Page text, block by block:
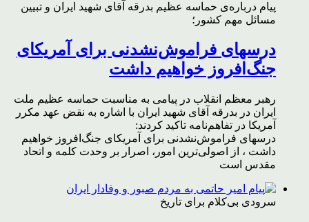
پیام درباره‌ی حماسه عظیم بدرقه آقای شهید ایران و تبیین
مسائل مهم کشور؛
درسهای فراموش‌نشدنی برای آمریکای
جنگ‌افروز خواهیم داشت
رهبر معظم انقلاب در پیامی به مناسبت حماسه عظیم ملت
ایران در بدرقه آقای شهید ایران با اشاره به نقض عهد مکرر
آمریکا در تفاهم‌نامه تاکید کردند:
درسهای فراموش‌نشدنی برای آمریکای جنگ‌افروز خواهیم
داشت ، از اصولی‌ترین امور، اصرار بر وحدت کلمه و اتحاد
مقدس است
سرودی بی‌کلام برای تاریخ